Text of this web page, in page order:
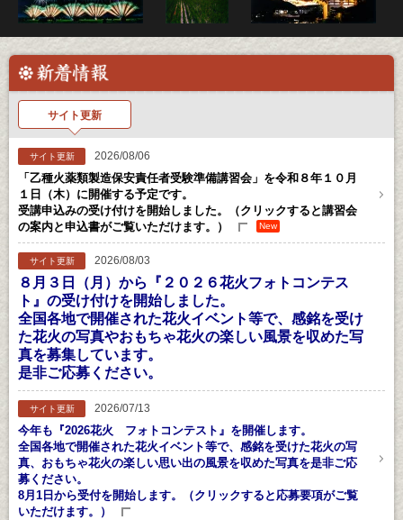
サイト更新
サイト更新 2026/08/06
「乙種火薬類製造保安責任者受験準備講習会」を令和８年１０月
１日（木）に開催する予定です。
受講申込みの受け付けを開始しました。（クリックすると講習会
の案内と申込書がご覧いただけます。）
New
サイト更新 2026/08/03
８月３日（月）から『２０２６花火フォトコンテス
ト』の受け付けを開始しました。
全国各地で開催された花火イベント等で、感銘を受け
た花火の写真やおもちゃ花火の楽しい風景を収めた写
真を募集しています。
是非ご応募ください。
サイト更新 2026/07/13
今年も『2026花火 フォトコンテスト』を開催します。
全国各地で開催された花火イベント等で、感銘を受けた花火の写
真、おもちゃ花火の楽しい思い出の風景を収めた写真を是非ご応
募ください。
8月1日から受付を開始します。（クリックすると応募要項がご覧
いただけます。）